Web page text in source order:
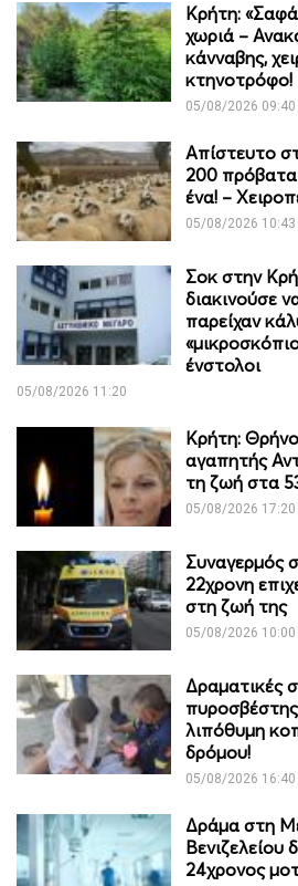
Κρήτη:
χωριά –
κάνναβης,
κτηνοτρόφο!
05/08/2026 09:40
Απίστευτο
200
ένα! –
05/08/2026 10:43
Σοκ στην
διακινούσε
παρείχαν
ένστολοι
05/08/2026 11:20
Κρήτη:
αγαπητής
τη ζωή στα
05/08/2026 17:20
Συναγερμός
22χρονη
στη ζωή της
05/08/2026 10:00
Δραματικές
λιπόθυμη
δρόμου!
05/08/2026 16:40
Δράμα στη
24χρονος